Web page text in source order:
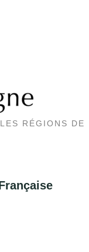
RÉGIONS DE